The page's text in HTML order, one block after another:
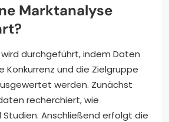
Marktanalyse
durchgeführt, indem Daten
Konkurrenz und die Zielgruppe
werden. Zunächst
recherchiert, wie
Anschließend erfolgt die